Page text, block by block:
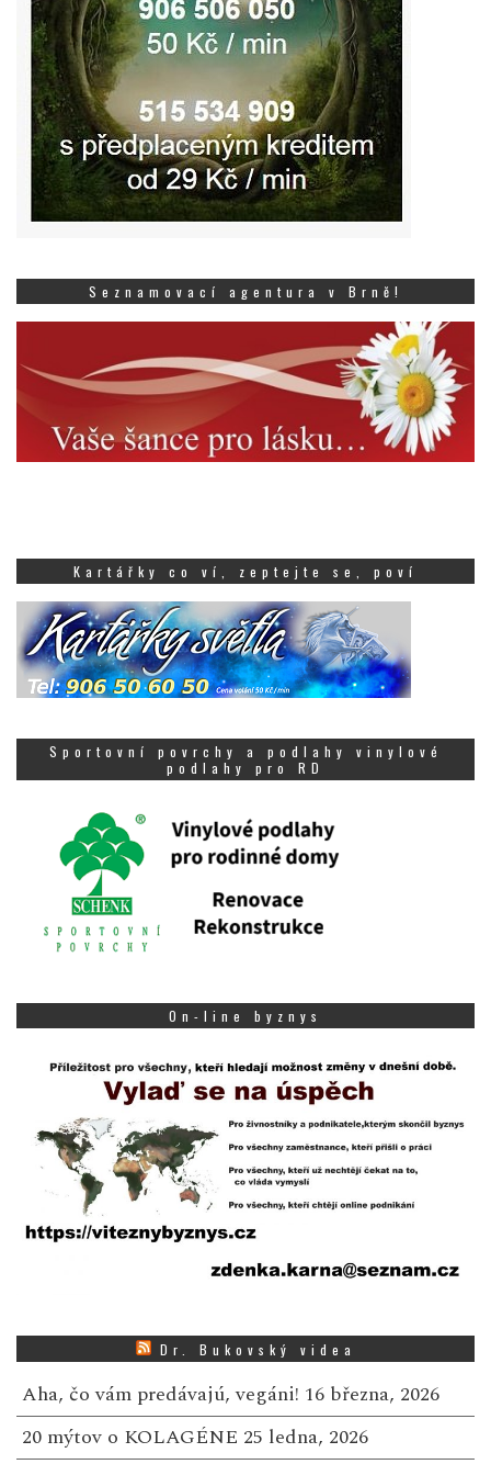
Seznamovací agentura v Brně!
Kartářky co ví, zeptejte se, poví
Sportovní povrchy a podlahy vinylové
podlahy pro RD
On-line byznys
Dr. Bukovský videa
Aha, čo vám predávajú, vegáni! 16 března, 2026
20 mýtov o KOLAGÉNE 25 ledna, 2026